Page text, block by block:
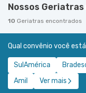
Nossos
10 Geriatras encontrados
Qual convênio você
SulAmérica
Amil
Ver mais